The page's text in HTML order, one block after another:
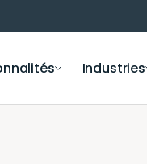
Industries